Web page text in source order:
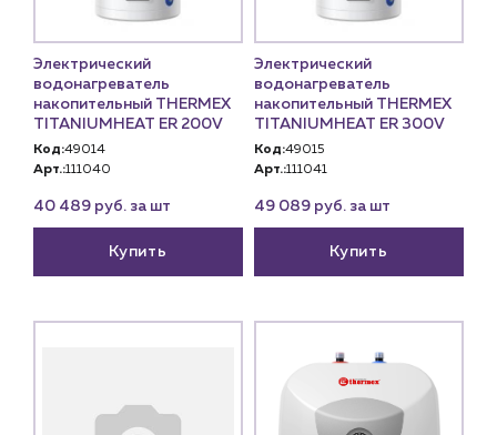
Электрический
водонагреватель
накопительный THERMEX
TITANIUMHEAT ER 200V
Код:49014
Арт.:111040
40 489 руб. за шт
Купить
Электрический
водонагреватель
накопительный THERMEX
TITANIUMHEAT ER 300V
Код:49015
Арт.:111041
49 089 руб. за шт
Купить